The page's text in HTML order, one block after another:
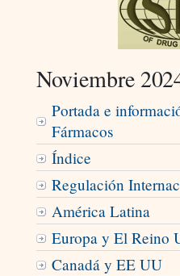
Noviembre
Portada e
Fármacos
Índice
Regulación
América Latina
Europa y El Reino
Canadá y EE UU